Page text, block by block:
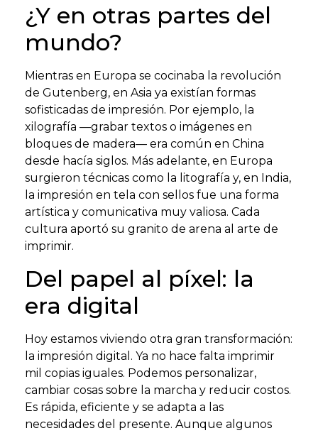
¿Y en otras partes del
mundo?
Mientras en Europa se cocinaba la revolución
de Gutenberg, en Asia ya existían formas
sofisticadas de impresión. Por ejemplo, la
xilografía —grabar textos o imágenes en
bloques de madera— era común en China
desde hacía siglos. Más adelante, en Europa
surgieron técnicas como la litografía y, en India,
la impresión en tela con sellos fue una forma
artística y comunicativa muy valiosa. Cada
cultura aportó su granito de arena al arte de
imprimir.
Del papel al píxel: la
era digital
Hoy estamos viviendo otra gran transformación:
la impresión digital. Ya no hace falta imprimir
mil copias iguales. Podemos personalizar,
cambiar cosas sobre la marcha y reducir costos.
Es rápida, eficiente y se adapta a las
necesidades del presente. Aunque algunos